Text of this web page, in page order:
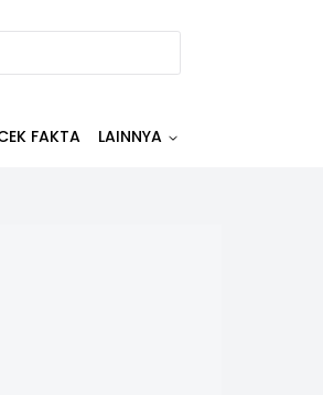
FAKTA LAINNYA